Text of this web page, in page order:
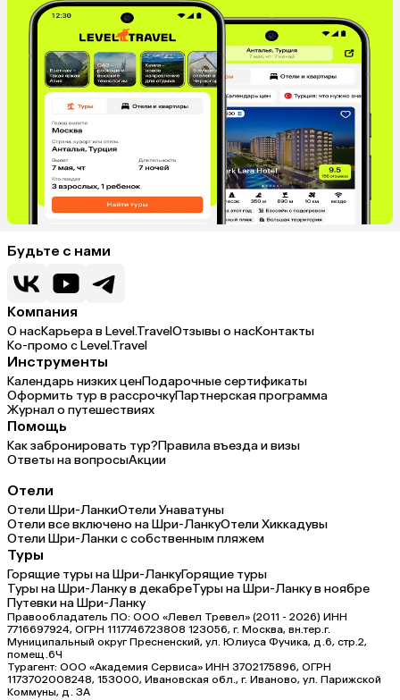
Будьте с нами
Компания
О насКарьера в Level.TravelОтзывы о насКонтакты
Ко-промо с Level.Travel
Инструменты
Календарь низких ценПодарочные сертификаты
Оформить тур в рассрочкуПартнерская программа
Журнал о путешествиях
Помощь
Как забронировать тур?Правила въезда и визы
Ответы на вопросыАкции
Отели
Отели Шри-ЛанкиОтели Унаватуны
Отели все включено на Шри-ЛанкуОтели Хиккадувы
Отели Шри-Ланки с собственным пляжем
Туры
Горящие туры на Шри-ЛанкуГорящие туры
Туры на Шри-Ланку в декабреТуры на Шри-Ланку в ноябре
Путевки на Шри-Ланку
Правообладатель ПО: ООО «Левел Тревел» (2011 - 2026) ИНН
7716697924, ОГРН 1117746723808 123056, г. Москва, вн.тер.г.
Муниципальный округ Пресненский, ул. Юлиуса Фучика, д.6, стр.2,
помещ.6Ч
Турагент: ООО «Академия Сервиса» ИНН 3702175896, ОГРН
1173702008248, 153000, Ивановская обл., г. Иваново, ул. Парижской
Коммуны, д. ЗА